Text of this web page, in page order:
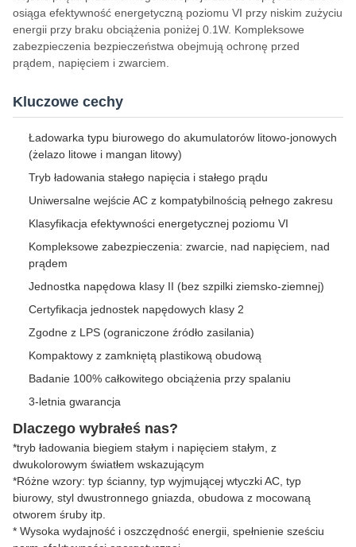
osiąga efektywność energetyczną poziomu VI przy niskim zużyciu
energii przy braku obciążenia poniżej 0.1W. Kompleksowe
zabezpieczenia bezpieczeństwa obejmują ochronę przed
prądem, napięciem i zwarciem.
Kluczowe cechy
Ładowarka typu biurowego do akumulatorów litowo-jonowych
(żelazo litowe i mangan litowy)
Tryb ładowania stałego napięcia i stałego prądu
Uniwersalne wejście AC z kompatybilnością pełnego zakresu
Klasyfikacja efektywności energetycznej poziomu VI
Kompleksowe zabezpieczenia: zwarcie, nad napięciem, nad
prądem
Jednostka napędowa klasy II (bez szpilki ziemsko-ziemnej)
Certyfikacja jednostek napędowych klasy 2
Zgodne z LPS (ograniczone źródło zasilania)
Kompaktowy z zamkniętą plastikową obudową
Badanie 100% całkowitego obciążenia przy spalaniu
3-letnia gwarancja
Dlaczego wybrałeś nas?
*tryb ładowania biegiem stałym i napięciem stałym, z
dwukolorowym światłem wskazującym
*Różne wzory: typ ścianny, typ wyjmującej wtyczki AC, typ
biurowy, styl dwustronnego gniazda, obudowa z mocowaną
otworem śruby itp.
* Wysoka wydajność i oszczędność energii, spełnienie sześciu